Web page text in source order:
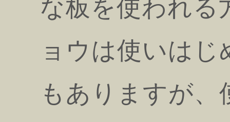
な板を使われる
ョウは使いは
もありますが